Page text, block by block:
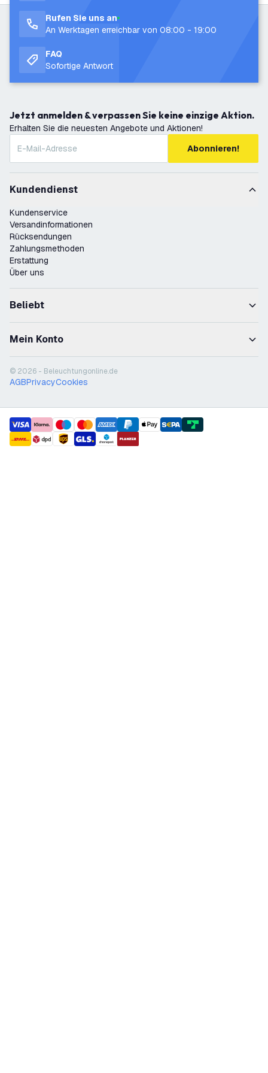
Rufen Sie uns an
An Werktagen erreichbar von 08:00 - 19:00
FAQ
Sofortige Antwort
Jetzt anmelden & verpassen Sie keine einzige Aktion.
Erhalten Sie die neuesten Angebote und Aktionen!
Abonnieren!
Kundendienst
Kundenservice
Versandinformationen
Rücksendungen
Zahlungsmethoden
Erstattung
Über uns
Beliebt
Mein Konto
© 2026 - Beleuchtungonline.de
AGBPrivacyCookies
payment methods
shipment methods